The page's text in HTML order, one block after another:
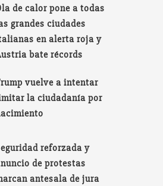
de calor pone a todas
grandes ciudades
en alerta roja y
bate récords
vuelve a intentar
la ciudadanía por
reforzada y
de protestas
antesala de jura